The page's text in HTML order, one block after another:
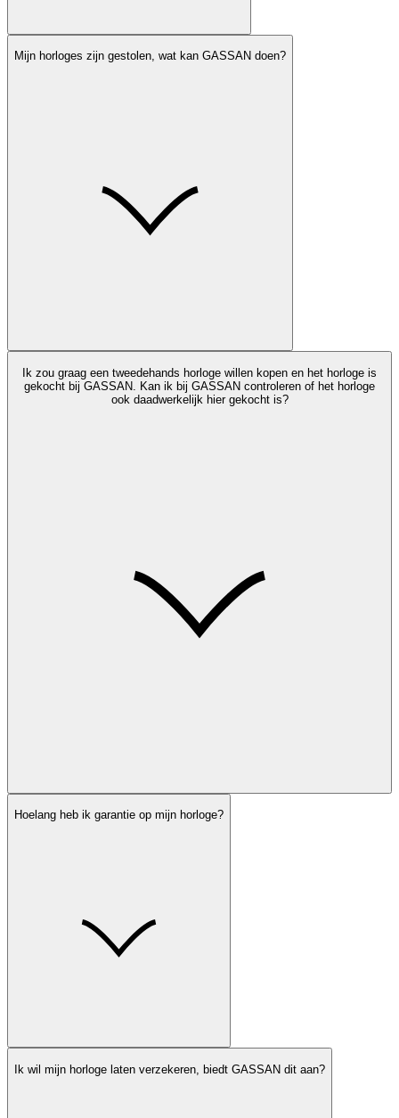
Mijn horloges zijn gestolen, wat kan GASSAN doen?
Ik zou graag een tweedehands horloge willen kopen en het horloge is
gekocht bij GASSAN. Kan ik bij GASSAN controleren of het horloge
ook daadwerkelijk hier gekocht is?
Hoelang heb ik garantie op mijn horloge?
Ik wil mijn horloge laten verzekeren, biedt GASSAN dit aan?